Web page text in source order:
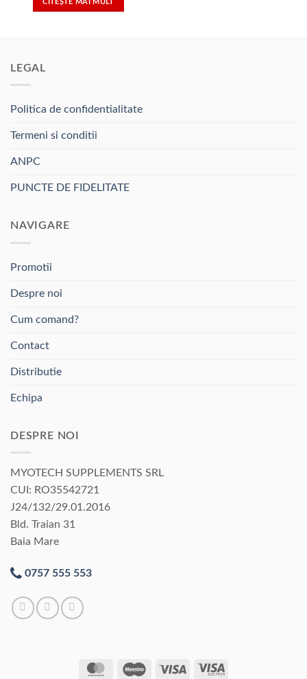
CITEȘTE MAI MULT
LEGAL
Politica de confidentialitate
Termeni si conditii
ANPC
PUNCTE DE FIDELITATE
NAVIGARE
Promotii
Despre noi
Cum comand?
Contact
Distributie
Echipa
DESPRE NOI
MYOTECH SUPPLEMENTS SRL
CUI: RO35542721
J24/132/29.01.2016
Bld. Traian 31
Baia Mare
0757 555 553